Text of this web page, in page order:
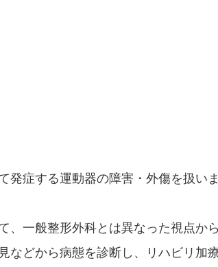
発症する運動器の障害・外傷を扱い
、一般整形外科とは異なった視点か
などから病態を診断し、リハビリ加